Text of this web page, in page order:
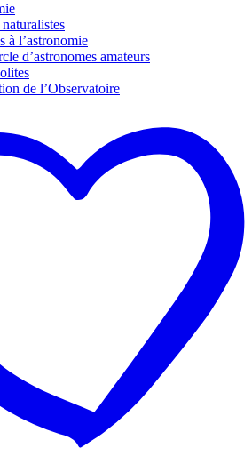
à l’astronomie
d’astronomes amateurs
de l’Observatoire